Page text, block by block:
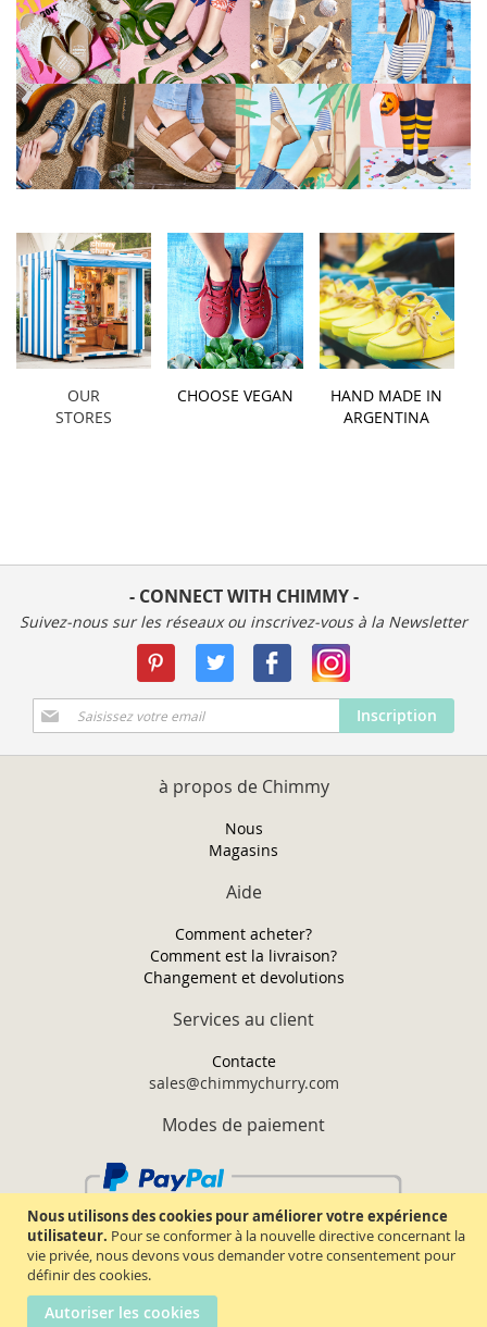
Nous utilisons des cookies pour améliorer votre expérience
utilisateur. Pour se conformer à la nouvelle directive concernant la
vie privée, nous devons vous demander votre consentement pour
définir des cookies.
Autoriser les cookies
OUR
STORES
CHOOSE VEGAN
HAND MADE IN
ARGENTINA
- CONNECT WITH CHIMMY -
Suivez-nous sur les réseaux ou inscrivez-vous à la Newsletter
Inscription
à
notre
Inscription
à propos de Chimmy
Nous
Magasins
Aide
Comment acheter?
Comment est la livraison?
Changement et devolutions
Services au client
Contacte
sales@chimmychurry.com
Modes de paiement
Chimmy Churry TM. Tous droits réservés.